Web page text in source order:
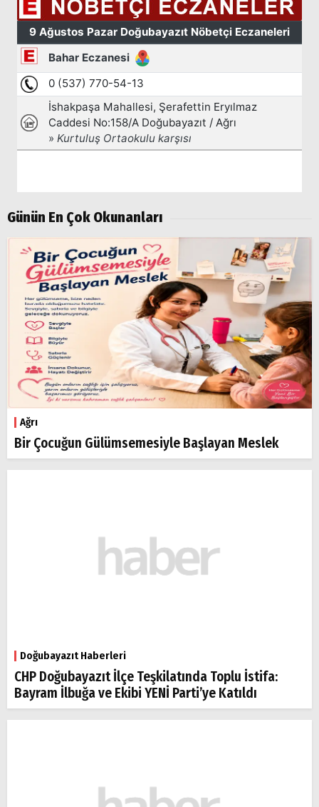
Günün En Çok Okunanları
Ağrı
Bir Çocuğun Gülümsemesiyle Başlayan Meslek
Doğubayazıt Haberleri
CHP Doğubayazıt İlçe Teşkilatında Toplu İstifa:
Bayram İlbuğa ve Ekibi YENİ Parti’ye Katıldı